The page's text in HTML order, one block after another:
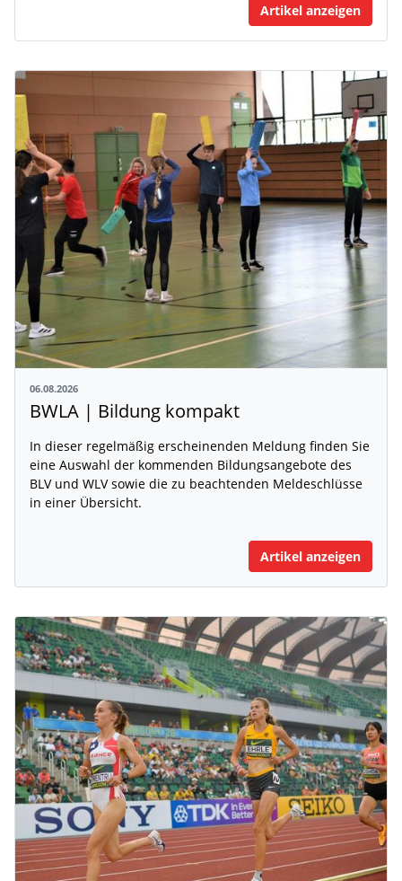
Artikel anzeigen
06.08.2026
BWLA | Bildung kompakt
In dieser regelmäßig erscheinenden Meldung finden Sie
eine Auswahl der kommenden Bildungsangebote des
BLV und WLV sowie die zu beachtenden Meldeschlüsse
in einer Übersicht.
Artikel anzeigen